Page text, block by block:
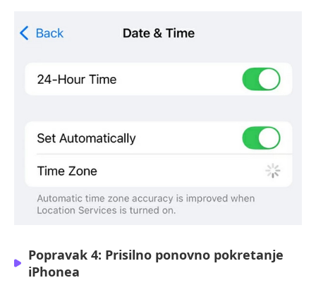
Popravak 4: Prisilno ponovno pokretanje
iPhonea